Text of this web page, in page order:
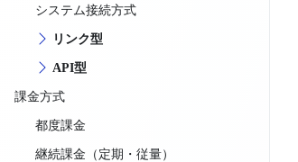
システム接続方式
リンク型
API型
課金方式
都度課金
継続課金（定期・従量）